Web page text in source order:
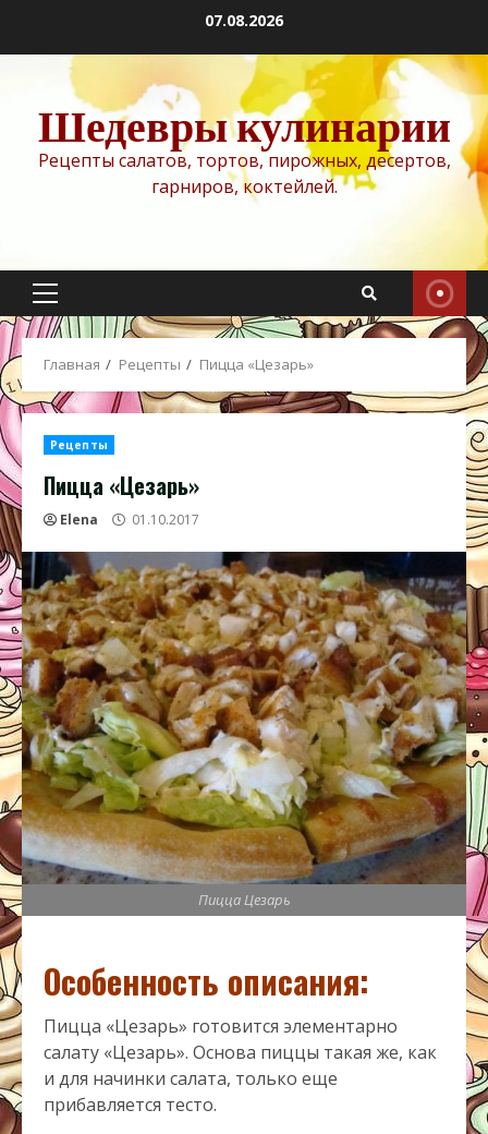
содержимому
07.08.2026
Шедевры кулинарии
Рецепты салатов, тортов, пирожных, десертов,
гарниров, коктейлей.
Основное
меню
Главная Рецепты Пицца «Цезарь»
Рецепты
Пицца «Цезарь»
Elena 01.10.2017
Пицца Цезарь
Особенность описания:
Пицца «Цезарь» готовится элементарно
салату «Цезарь». Основа пиццы такая же, как
и для начинки салата, только еще
прибавляется тесто.